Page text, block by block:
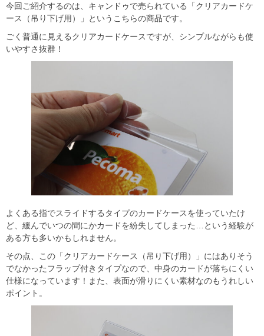
今回ご紹介するのは、キャンドゥで売られている「クリアカードケ
ース（吊り下げ用）」というこちらの商品です。
ごく普通に見えるクリアカードケースですが、シンプルながらも使
いやすさ抜群！
よくある指でスライドするタイプのカードケースを使っていたけ
ど、緩んでいつの間にかカードを紛失してしまった…という経験が
ある方も多いかもしれません。
その点、この「クリアカードケース（吊り下げ用）」にはありそう
でなかったフラップ付きタイプなので、中身のカードが落ちにくい
仕様になっています！また、表面が滑りにくい素材なのもうれしい
ポイント。